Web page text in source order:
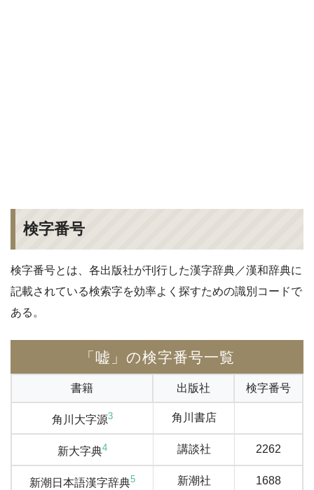
検字番号
検字番号とは、各出版社が刊行した漢字辞典／漢和辞典に
記載されている検索字を効率よく探すための識別コードで
ある。
「嘘」の検字番号一覧
書籍 出版社 検字番号
角川大字源3 角川書店
新大字典4 講談社 2262
新潮日本語漢字辞典5 新潮社 1688